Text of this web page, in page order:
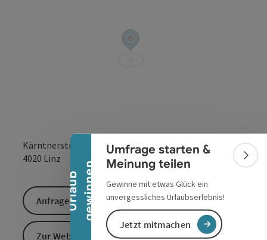
U
r
l
a
u
b
g
e
w
i
n
n
en
Banner einklappen
Umfrage starten &
Meinung teilen
Gewinne mit etwas Glück ein
unvergessliches Urlaubserlebnis!
Jetzt mitmachen
Kärntnerstraße 26
4020 Linz in Google
in
Anfrage senden
Zur Website